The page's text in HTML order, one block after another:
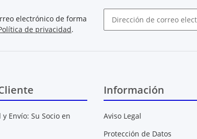
electrónico de forma
de privacidad.
Envío: Su Socio en
Información
Aviso Legal
Protección de Datos